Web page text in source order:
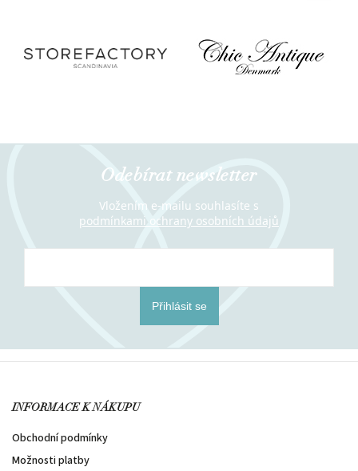
Odebírat newsletter
Vložením e-mailu souhlasíte s
podmínkami ochrany osobních údajů
Přihlásit se
INFORMACE K NÁKUPU
Obchodní podmínky
Možnosti platby